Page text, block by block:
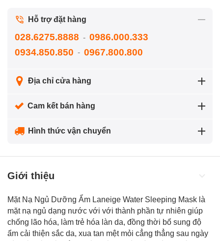
Hỗ trợ đặt hàng
028.6275.8888 - 0986.000.333
0934.850.850 - 0967.800.800
Địa chỉ cửa hàng
Cam kết bán hàng
Hình thức vận chuyển
Giới thiệu
Mặt Nạ Ngủ Dưỡng Ẩm Laneige Water Sleeping Mask là
mặt nạ ngủ dạng nước với với thành phần tự nhiên giúp
chống lão hóa, làm trẻ hóa làn da, đồng thời bổ sung độ
ẩm cải thiện sắc da, xua tan mệt mỏi cẳng thẳng sau ngày